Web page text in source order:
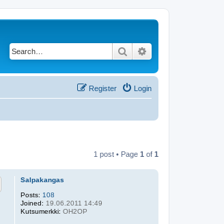
Search
Login
Register
1 post • Page 1 of 1
Salpakangas
Posts: 108
Joined: 19.06.2011 14:49
Kutsumerkki: OH2OP